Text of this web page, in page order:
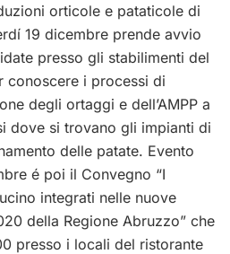
orticole e pataticole di
19 dicembre prende avvio
presso gli stabilimenti del
conoscere i processi di
degli ortaggi e dell’AMPP a
dove si trovano gli impianti di
delle patate. Evento
é poi il Convegno “I
integrati nelle nuove
della Regione Abruzzo” che
presso i locali del ristorante